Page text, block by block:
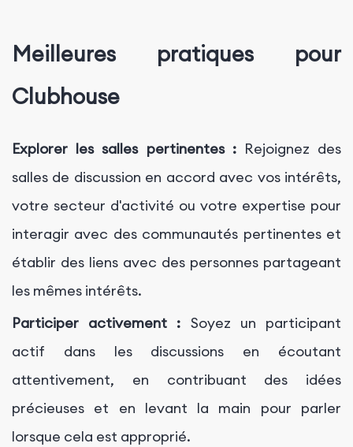
Meilleures pratiques pour
Clubhouse
Explorer les salles pertinentes :Rejoignez des
salles de discussion en accord avec vos intérêts,
votre secteur d'activité ou votre expertise pour
interagir avec des communautés pertinentes et
établir des liens avec des personnes partageant
les mêmes intérêts.
Participer activement : Soyez un participant
actif dans les discussions en écoutant
attentivement, en contribuant des idées
précieuses et en levant la main pour parler
lorsque cela est approprié.